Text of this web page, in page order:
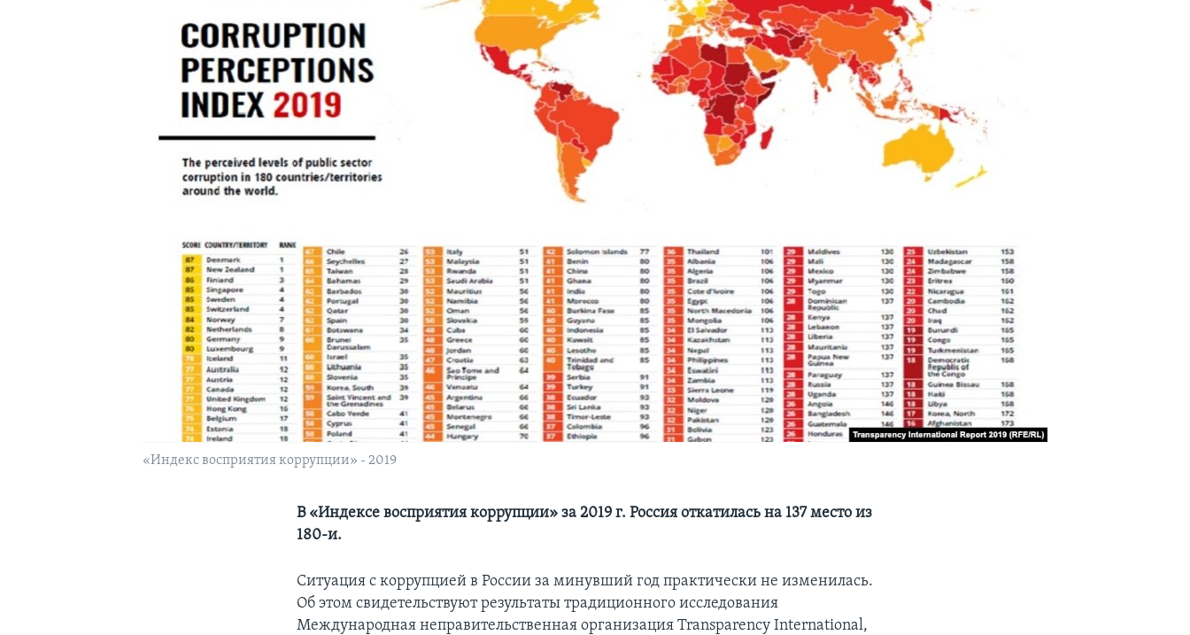
«Индекс восприятия коррупции» - 2019
В «Индексе восприятия коррупции» за 2019 г. Россия откатилась на 137 место из
180-и.
Ситуация с коррупцией в России за минувший год практически не изменилась.
Об этом свидетельствуют результаты традиционного исследования
Международная неправительственная организация Transparency International,